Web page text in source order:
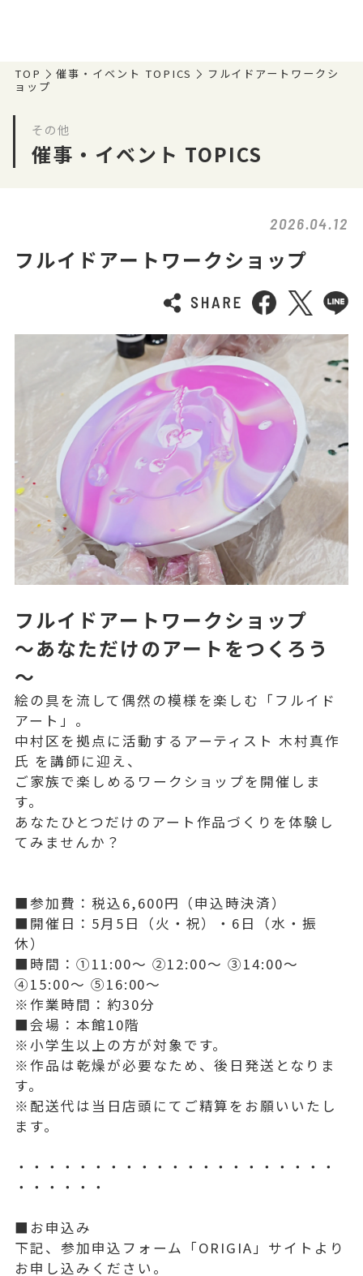
TOP 催事・イベント TOPICS
フルイドアートワークシ
ョップ
その他
催事・イベント TOPICS
2026.04.12
フルイドアートワークショップ
フルイドアートワークショップ
～あなただけのアートをつくろう
～
絵の具を流して偶然の模様を楽しむ「フルイド
アート」。
中村区を拠点に活動するアーティスト 木村真作
氏 を講師に迎え、
ご家族で楽しめるワークショップを開催しま
す。
あなたひとつだけのアート作品づくりを体験し
てみませんか？
■参加費：税込6,600円（申込時決済）
■開催日：5月5日（火・祝）・6日（水・振
休）
■時間：①11:00～ ②12:00～ ③14:00～
④15:00～ ⑤16:00～
※作業時間：約30分
■会場：本館10階
※小学生以上の方が対象です。
※作品は乾燥が必要なため、後日発送となりま
す。
※配送代は当日店頭にてご精算をお願いいたし
ます。
・・・・・・・・・・・・・・・・・・・・・
・・・・・・
■お申込み
下記、参加申込フォーム「ORIGIA」サイトより
お申し込みください。